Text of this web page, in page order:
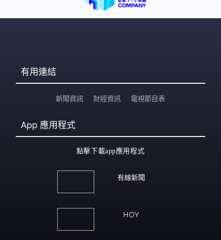
有用連結
新聞資訊 財經資訊 電視節目表
App 應用程式
點擊下載app應用程式
有線新聞
HOY